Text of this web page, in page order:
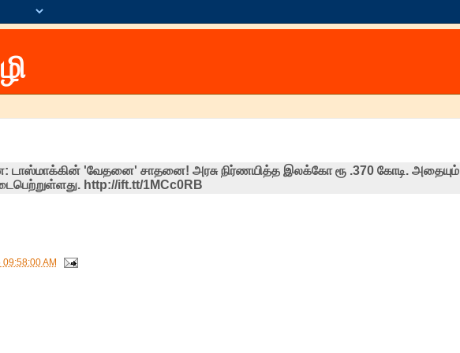
டாஸ்மாக்கின் 'வேதனை' சாதனை! அரசு நிர்ணயித்த இலக்கோ ரூ .370 கோடி. அதையும்
http://ift.tt/1MCc0RB
09:58:00 AM